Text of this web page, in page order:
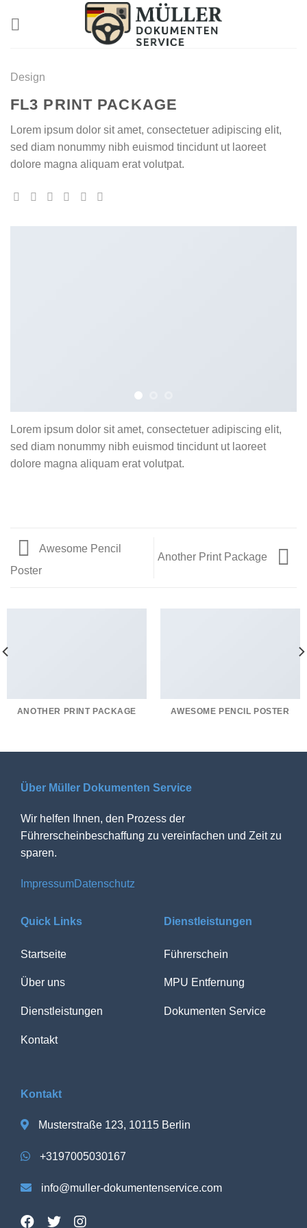
Design
FL3 PRINT PACKAGE
Lorem ipsum dolor sit amet, consectetuer adipiscing elit,
sed diam nonummy nibh euismod tincidunt ut laoreet
dolore magna aliquam erat volutpat.
Lorem ipsum dolor sit amet, consectetuer adipiscing elit,
sed diam nonummy nibh euismod tincidunt ut laoreet
dolore magna aliquam erat volutpat.
Awesome Pencil
Poster
Another Print Package
ANOTHER PRINT PACKAGE AWESOME PENCIL POSTER
Über Müller Dokumenten Service
Wir helfen Ihnen, den Prozess der
Führerscheinbeschaffung zu vereinfachen und Zeit zu
sparen.
ImpressumDatenschutz
Quick Links
Startseite
Über uns
Dienstleistungen
Kontakt
Dienstleistungen
Führerschein
MPU Entfernung
Dokumenten Service
Kontakt
Musterstraße 123, 10115 Berlin
+3197005030167
info@muller-dokumentenservice.com